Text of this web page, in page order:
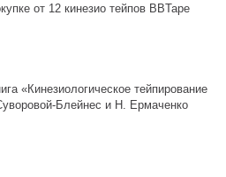
от 12 кинезио тейпов BBTape
«Кинезиологическое тейпирование
Блейнес и Н. Ермаченко